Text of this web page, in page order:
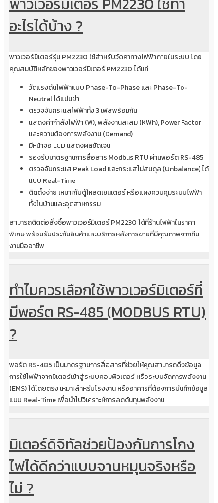
อะไรได้บ้าง ?
พาวเวอร์มิเตอร์รุ่น PM2230 ใช้สำหรับวัดค่าทางไฟฟ้าภายในระบบ โดย
คุณสมบัติหลักของพาวเวอร์มิเตอร์ PM2230 ได้แก่
วัดแรงดันไฟฟ้าแบบ Phase-To-Phase และ Phase-To-
Neutral ได้แม่นยำ
ตรวจจับกระแสไฟฟ้าทั้ง 3 เฟสพร้อมกัน
แสดงค่ากำลังไฟฟ้า (W), พลังงานสะสม (kWh), Power Factor
และความต้องการพลังงาน (Demand)
มีหน้าจอ LCD แสดงผลชัดเจน
รองรับมาตรฐานการสื่อสาร Modbus RTU ผ่านพอร์ต RS-485
ตรวจจับกระแส Peak Load และกระแสไม่สมดุล (Unbalance) ได้
แบบ Real-Time
ติดตั้งง่าย เหมาะกับตู้โหลดเซนเตอร์ หรือแผงควบคุมระบบไฟฟ้า
ทั้งในบ้านและอุตสาหกรรม
สามารถติดต่อสั่งซื้อพาวเวอร์มิเตอร์ PM2230 ได้ที่ร้านไฟฟ้าในราคา
พิเศษ พร้อมรับประกันสินค้าและบริการหลังการขายที่มีคุณภาพจากทีม
งานมืออาชีพ
ทำไมควรเลือกใช้พาวเวอร์มิเตอร์ที่
มีพอร์ต RS-485 (MODBUS RTU)
?
พอร์ต RS-485 เป็นมาตรฐานการสื่อสารที่ช่วยให้คุณสามารถดึงข้อมูล
การใช้ไฟฟ้าจากมิเตอร์เข้าสู่ระบบคอมพิวเตอร์ หรือระบบจัดการพลังงาน
(EMS) ได้โดยตรง เหมาะสำหรับโรงงาน หรืออาคารที่ต้องการบันทึกข้อมูล
แบบ Real-Time เพื่อนำไปวิเคราะห์การลดต้นทุนพลังงาน
มิเตอร์ดิจิทัลช่วยป้องกันการโกง
ไฟได้ดีกว่าแบบจานหมุนจริงหรือ
ไม่ ?